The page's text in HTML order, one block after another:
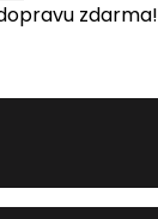
zdarma!